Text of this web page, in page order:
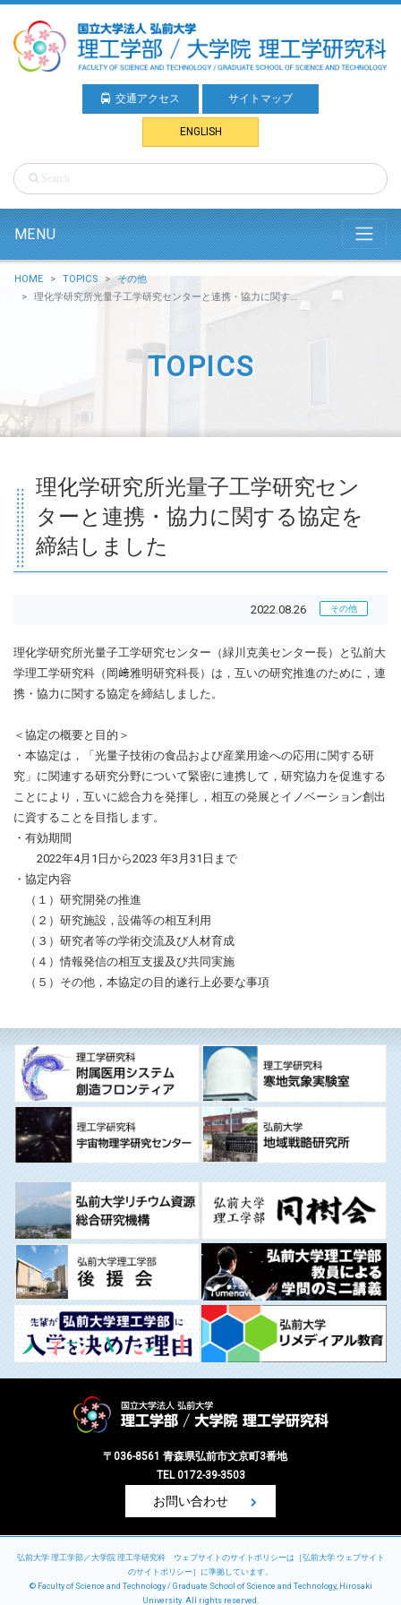
交通アクセス サイトマップ
ENGLISH
MENU
HOME TOPICS
その他
理化学研究所光量子工学研究センターと連携・協力に関する協定を締結しました
TOPICS
理化学研究所光量子工学研究セン
ターと連携・協力に関する協定を
締結しました
2022.08.26 その他
理化学研究所光量子工学研究センター（緑川克美センター長）と弘前大
学理工学研究科（岡﨑雅明研究科長）は，互いの研究推進のために，連
携・協力に関する協定を締結しました。
＜協定の概要と目的＞
・本協定は，「光量子技術の食品および産業用途への応用に関する研
究」に関連する研究分野について緊密に連携して，研究協力を促進する
ことにより，互いに総合力を発揮し，相互の発展とイノベーション創出
に資することを目指します。
・有効期間
2022年4月1日から2023 年3月31日まで
・協定内容
（１）研究開発の推進
（２）研究施設，設備等の相互利用
（３）研究者等の学術交流及び人材育成
（４）情報発信の相互支援及び共同実施
（５）その他，本協定の目的遂行上必要な事項
〒036-8561 青森県弘前市文京町3番地
TEL 0172-39-3503
お問い合わせ
弘前大学 理工学部／大学院 理工学研究科 ウェブサイトのサイトポリシーは［弘前大学 ウェブサイト
のサイトポリシー］に準拠しています。
© Faculty of Science and Technology / Graduate School of Science and Technology, Hirosaki
University. All rights reserved.